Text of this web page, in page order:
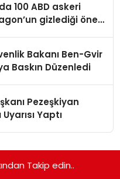
100 ABD askeri
gizlediği öne
Bakanı Ben-Gvir
Baskın Düzenledi
Pezeşkiyan
Yaptı
Takip edin..